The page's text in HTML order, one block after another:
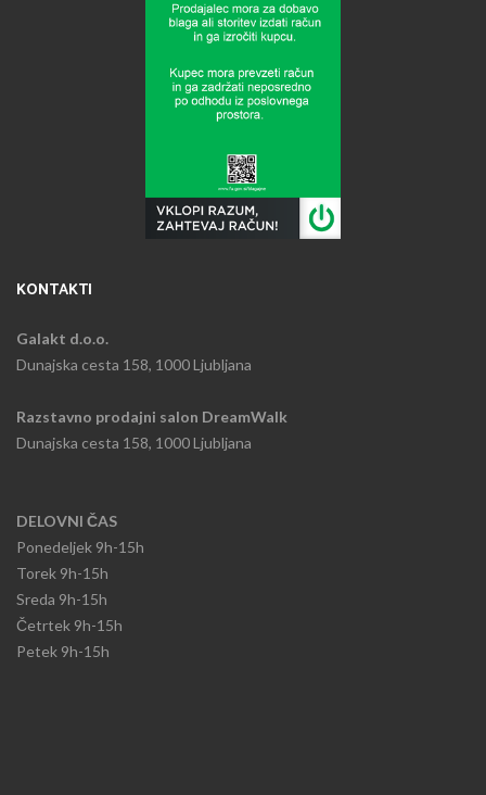
KONTAKTI
Galakt d.o.o.
Dunajska cesta 158, 1000 Ljubljana
Razstavno prodajni salon DreamWalk
Dunajska cesta 158, 1000 Ljubljana
DELOVNI ČAS
Ponedeljek 9h-15h​
Torek 9h-15h​
Sreda 9h-15h
​Četrtek 9h-15h
Petek 9h-15h